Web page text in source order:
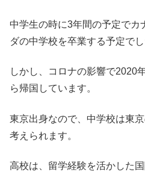
中学生の時に3年間の予定でカ
ダの中学校を卒業する予定でし
しかし、コロナの影響で2020
ら帰国しています。
東京出身なので、中学校は東
考えられます。
高校は、留学経験を活かした